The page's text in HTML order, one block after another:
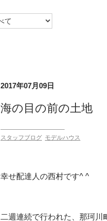
2017年07月09日
海の目の前の土地
スタッフブログ モデルハウス
幸せ配達人の西村です^ ^
二週連続で行われた、那珂川